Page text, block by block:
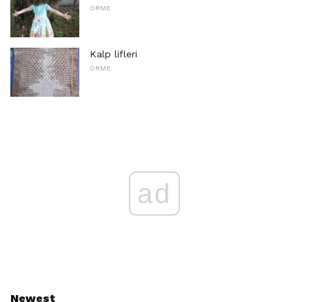
ÖRME
Kalp lifleri
ÖRME
ad
Newest